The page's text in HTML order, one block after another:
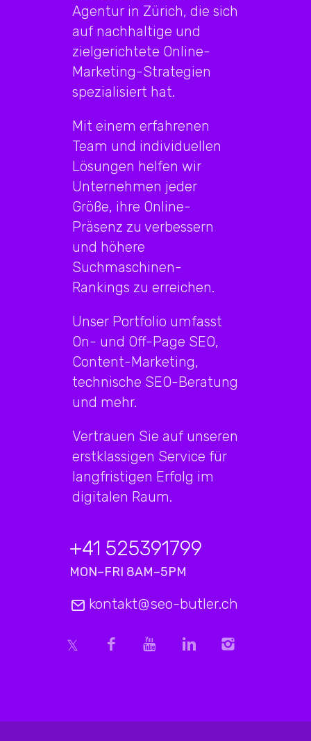
Agentur in Zürich, die sich
auf nachhaltige und
zielgerichtete Online-
Marketing-Strategien
spezialisiert hat.
Mit einem erfahrenen
Team und individuellen
Lösungen helfen wir
Unternehmen jeder
Größe, ihre Online-
Präsenz zu verbessern
und höhere
Suchmaschinen-
Rankings zu erreichen.
Unser Portfolio umfasst
On- und Off-Page SEO,
Content-Marketing,
technische SEO-Beratung
und mehr.
Vertrauen Sie auf unseren
erstklassigen Service für
langfristigen Erfolg im
digitalen Raum.
+41 525391799
MON–FRI 8AM–5PM
kontakt@seo-butler.ch